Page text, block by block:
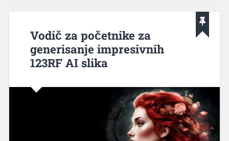
Vodič za početnike za
generisanje impresivnih
123RF AI slika